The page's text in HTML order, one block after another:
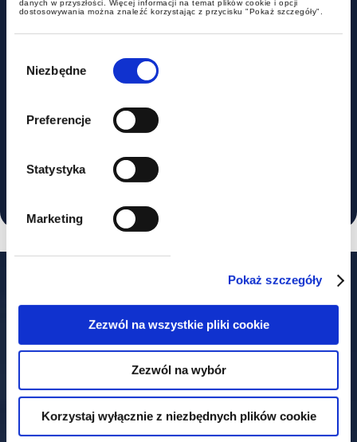
danych w przyszłości. Więcej informacji na temat plików cookie i opcji
dostosowywania można znaleźć korzystając z przycisku "Pokaż szczegóły".
zgody
Niezbędne
Preferencje
Statystyka
Marketing
Pokaż szczegóły
Zezwól na wszystkie pliki cookie
Zezwól na wybór
Korzystaj wyłącznie z niezbędnych plików cookie
accounting specialist, independent
accountant – 2013.
State Higher Vocational School in
Management and real estate
management, bachelor’s degree –
2010.
Warszawa
ul. Książęca 4